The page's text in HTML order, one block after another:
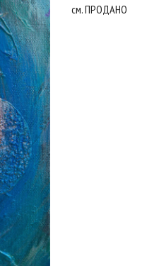
см. ПРОДАНО